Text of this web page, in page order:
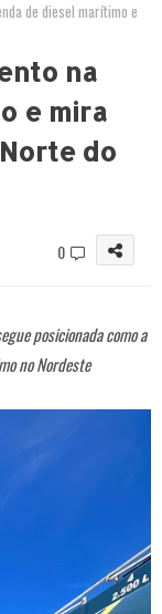
de diesel marítimo e
na
e mira
do
0
posicionada como a
no Nordeste